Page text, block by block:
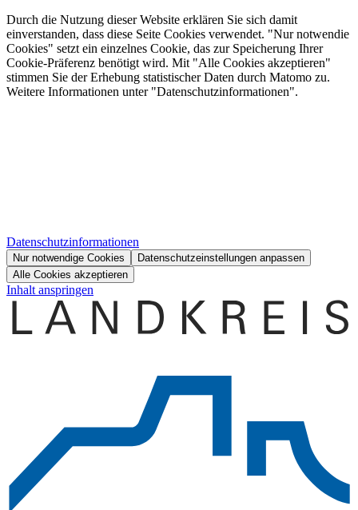
Durch die Nutzung dieser Website erklären Sie sich damit
einverstanden, dass diese Seite Cookies verwendet. "Nur notwendie
Cookies" setzt ein einzelnes Cookie, das zur Speicherung Ihrer
Cookie-Präferenz benötigt wird. Mit "Alle Cookies akzeptieren"
stimmen Sie der Erhebung statistischer Daten durch Matomo zu.
Weitere Informationen unter "Datenschutzinformationen".
Datenschutzinformationen
Nur notwendige Cookies
Datenschutzeinstellungen anpassen
Alle Cookies akzeptieren
Inhalt anspringen